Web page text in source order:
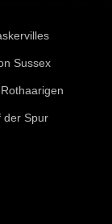
Sussex
der Spur